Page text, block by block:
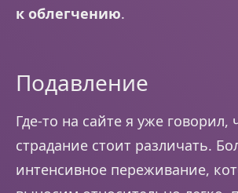
к облегчению.
Подавление
Где-то на сайте я уже говорил,
страдание стоит различать.
интенсивное переживание,